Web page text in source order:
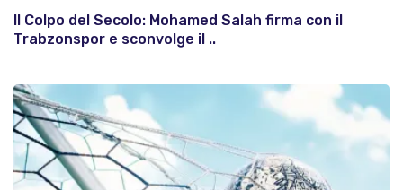
Il Colpo del Secolo: Mohamed Salah firma con il
Trabzonspor e sconvolge il ..